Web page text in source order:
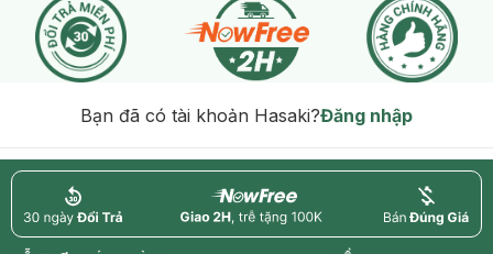
Bạn đã có tài khoản Hasaki?Đăng nhập
return nowfree price